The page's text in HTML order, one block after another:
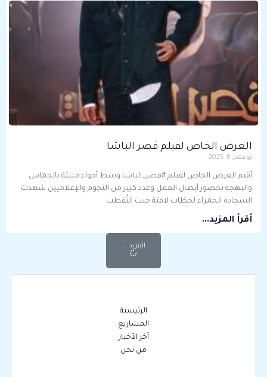
العرض الخاص لفيلم قصر الباشا
نوفمبر 6, 2025
أقيم العرض الخاص لفيلم #قصر_الباشا وسط أجواء مليئة بالحماس
والبهجة بحضور أبطال العمل وعدد كبير من النجوم والإعلاميين شهدت
السجادة الحمراء لحظات لافتة حيث التُقطت
أقرأ المزيد...
المزيد ...
الرئيسية
المشاريع
آخر الأخبار
من نحن